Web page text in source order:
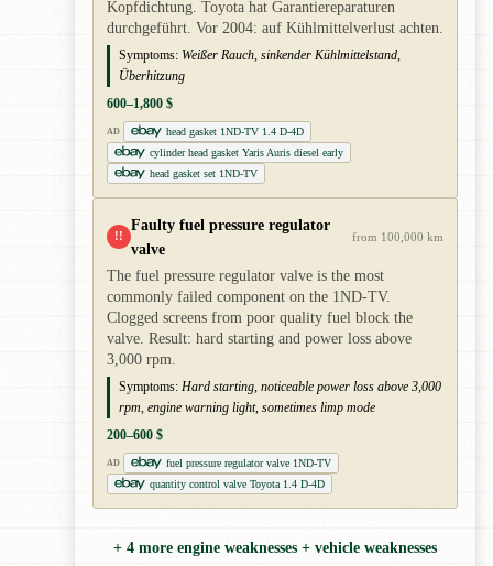
Kopfdichtung. Toyota hat Garantiereparaturen
durchgeführt. Vor 2004: auf Kühlmittelverlust achten.
Symptoms: Weißer Rauch, sinkender Kühlmittelstand,
Überhitzung
600–1,800 $
AD
head gasket 1ND-TV 1.4 D-4D
cylinder head gasket Yaris Auris diesel early
head gasket set 1ND-TV
!!
Faulty fuel pressure regulator
valve
from 100,000 km
The fuel pressure regulator valve is the most
commonly failed component on the 1ND-TV.
Clogged screens from poor quality fuel block the
valve. Result: hard starting and power loss above
3,000 rpm.
Symptoms: Hard starting, noticeable power loss above 3,000
rpm, engine warning light, sometimes limp mode
200–600 $
AD
fuel pressure regulator valve 1ND-TV
quantity control valve Toyota 1.4 D-4D
+ 4 more engine weaknesses + vehicle weaknesses